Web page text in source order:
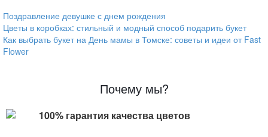
Поздравление девушке с днем рождения
Цветы в коробках: стильный и модный способ подарить букет
Как выбрать букет на День мамы в Томске: советы и идеи от Fast
Flower
Почему мы?
100% гарантия качества цветов